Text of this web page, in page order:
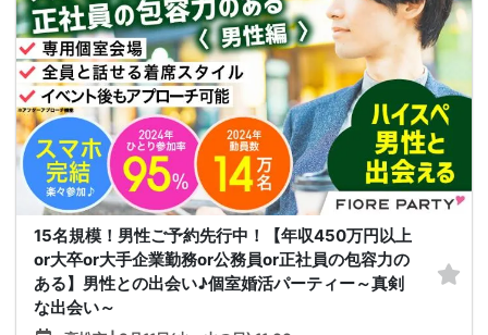
15名規模！男性ご予約先行中！【年収450万円以上
or大卒or大手企業勤務or公務員or正社員の包容力の
ある】男性との出会い♪個室婚活パーティー～真剣
な出会い～